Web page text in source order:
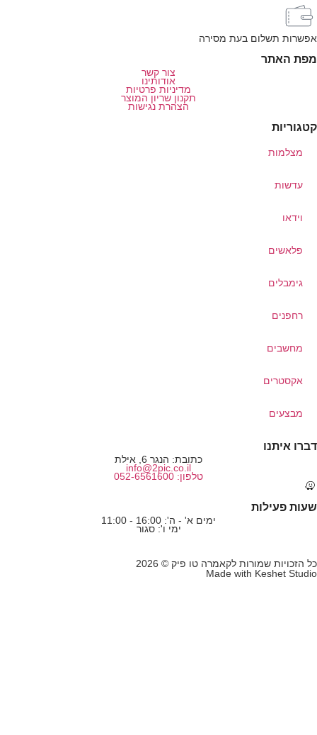
תשלום בעת מסירה
האתר
צור קשר
אודותינו
מדיניות פרטיות
תקנון שריון המוצר
הצהרת נגישות
מצלמות
עדשות
וידאו
פלאשים
גימבלים
רחפנים
מחשבים
אקסטרים
מבצעים
איתנו
כתובת: הנגר 6, אילת
info@2pic.co.il
טלפון: 052-6561600
פעילות
ימים א' - ה': 16:00 - 11:00
ימי ו': סגור
הזכויות שמורות לקאמרה טו פיק © 2026
Made withKeshet